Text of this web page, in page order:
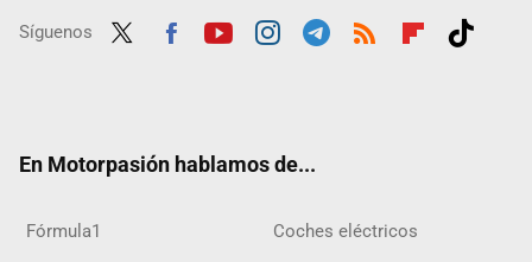
Síguenos
En Motorpasión hablamos de...
Fórmula1 Coches eléctricos